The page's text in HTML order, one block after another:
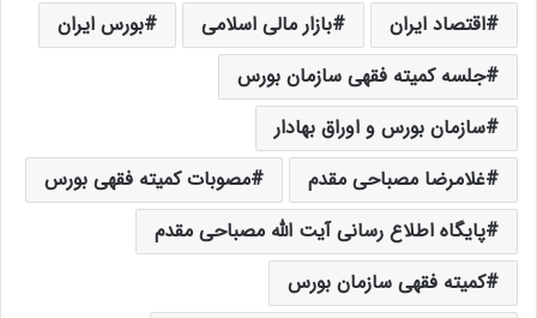
اقتصاد ایران
بازار مالی اسلامی
بورس ایران
جلسه کمیته فقهی سازمان بورس
سازمان بورس و اوراق بهادار
غلامرضا مصباحی مقدم
مصوبات کمیته فقهی بورس
پایگاه اطلاع رسانی آیت الله مصباحی مقدم
کمیته فقهی سازمان بورس